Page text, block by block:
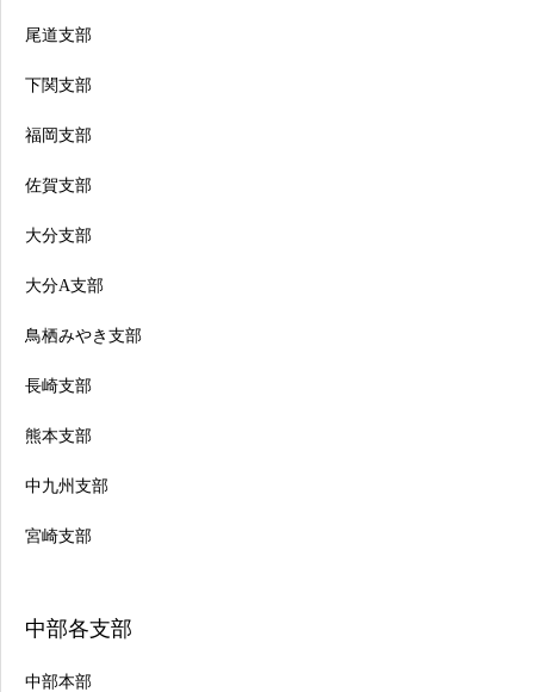
尾道支部
下関支部
福岡支部
佐賀支部
大分支部
大分A支部
鳥栖みやき支部
長崎支部
熊本支部
中九州支部
宮崎支部
中部各支部
中部本部